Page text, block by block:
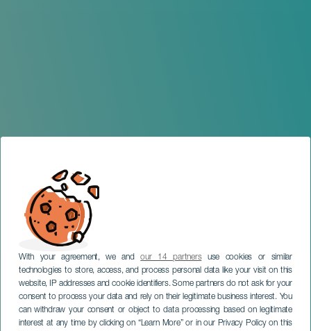
With your agreement, we andour 14 partnersuse cookies or similar
technologies to store, access, and process personal data like your visit on this
website, IP addresses and cookie identifiers. Some partners do not ask for your
consent to process your data and rely on their legitimate business interest. You
can withdraw your consent or object to data processing based on legitimate
interest at any time by clicking on “Learn More” or in our Privacy Policy on this
GRAN CANARIA